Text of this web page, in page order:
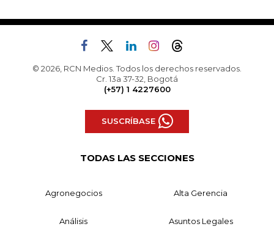
© 2026, RCN Medios. Todos los derechos reservados.
Cr. 13a 37-32, Bogotá
(+57) 1 4227600
SUSCRÍBASE
TODAS LAS SECCIONES
Agronegocios Alta Gerencia
Análisis Asuntos Legales